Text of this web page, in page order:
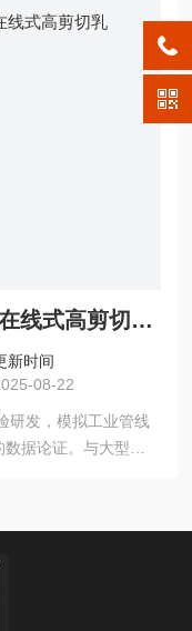
ATX-H- EC 系列全自动中试在线式高剪切乳化机
新时间
08-22
研发，模拟工业管线
据论证。与大型工
研磨，纳米材料等行
中的风险降到0